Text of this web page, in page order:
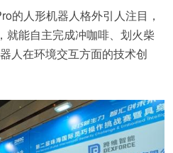
的人形机器人格外引人注目，
就能自主完成冲咖啡、划火柴
人在环境交互方面的技术创